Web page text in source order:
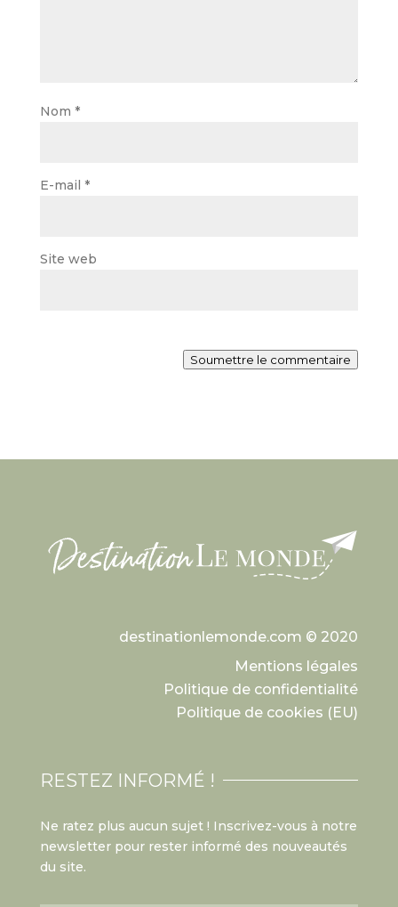
Nom *
E-mail *
Site web
Soumettre le commentaire
destinationlemonde.com © 2020
Mentions légales
Politique de confidentialité
Politique de cookies (EU)
RESTEZ INFORMÉ !
Ne ratez plus aucun sujet ! Inscrivez-vous à notre
newsletter pour rester informé des nouveautés
du site.